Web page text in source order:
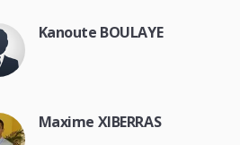
Kanoute BOULAYE
Maxime XIBERRAS